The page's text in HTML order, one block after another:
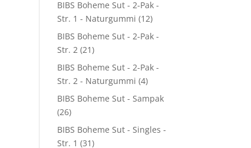
BIBS Boheme Sut - 2-Pak -
Str. 1 - Naturgummi (12)
BIBS Boheme Sut - 2-Pak -
Str. 2 (21)
BIBS Boheme Sut - 2-Pak -
Str. 2 - Naturgummi (4)
BIBS Boheme Sut - Sampak
(26)
BIBS Boheme Sut - Singles -
Str. 1 (31)